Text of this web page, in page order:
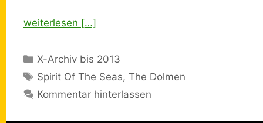
weiterlesen […]
Kategorien
X-Archiv bis 2013
Schlagwörter
Spirit Of The Seas,The Dolmen
Kommentar hinterlassen